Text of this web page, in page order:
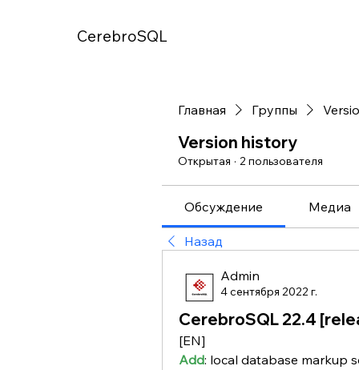
CerebroSQL
Главная Группы
Version history
Открытая · 2 пользователя
Обсуждение Медиа
Назад
Admin
4 сентября 2022 г.
CerebroSQL 22.4
[EN]
Add: local database markup